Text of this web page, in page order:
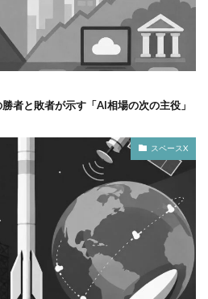
と敗者が示す「AI相場の次の主役」
スペースX